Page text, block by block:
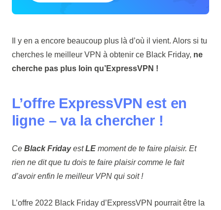
Il y en a encore beaucoup plus là d’où il vient. Alors si tu
cherches le meilleur VPN à obtenir ce Black Friday, ne
cherche pas plus loin qu’ExpressVPN !
L’offre ExpressVPN est en
ligne – va la chercher !
Ce Black FridayestLEmoment de te faire plaisir. Et
rien ne dit que tu dois te faire plaisir comme le fait
d’avoir enfin le meilleur VPN qui soit !
L’offre 2022 Black Friday d’ExpressVPN pourrait être la